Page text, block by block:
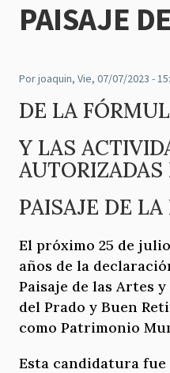
PAISAJE
Porjoaquin, Vie, 07/07/2023 -
DE LA
Y LAS
AUTORIZADAS
PAISAJE DE
El próximo 25 de
años de la
Paisaje de las Artes
del Prado y Buen
como Patrimonio
Esta candidatura